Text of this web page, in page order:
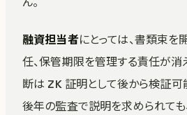
融資担当者にとっては、書類束を
任、保管期限を管理する責任が消
断は ZK 証明として後から検証可
後年の監査で説明を求められて